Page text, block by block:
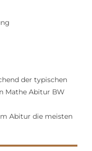
der typischen
Mathe Abitur BW
Abitur die meisten